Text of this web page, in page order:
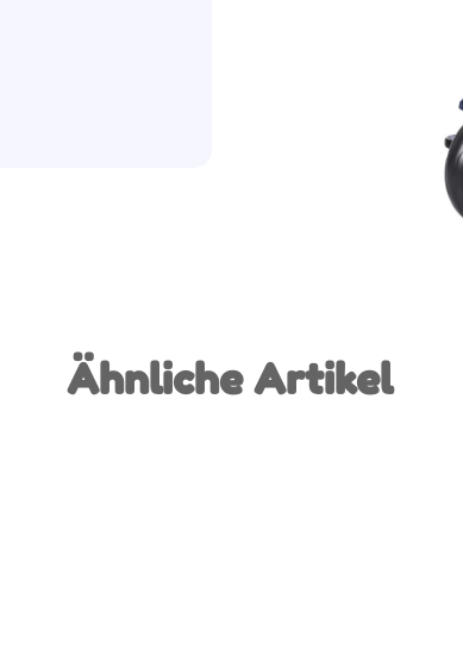
Ähnliche Artikel